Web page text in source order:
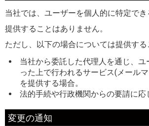
当社では、ユーザーを個人的に特定で
提供することはありません。
ただし、以下の場合については提供する
当社から委託した代理人を通じ、ユ
った上で行われるサービス(メール
を提供する場合。
法的手続や行政機関からの要請に応
変更の通知